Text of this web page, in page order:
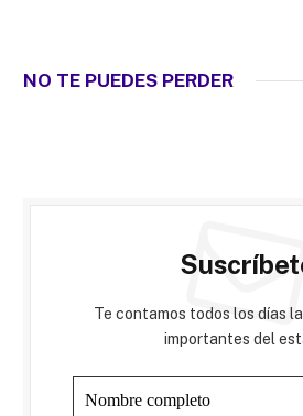
NO TE PUEDES PERDER
Te contamos todos los días
importantes del